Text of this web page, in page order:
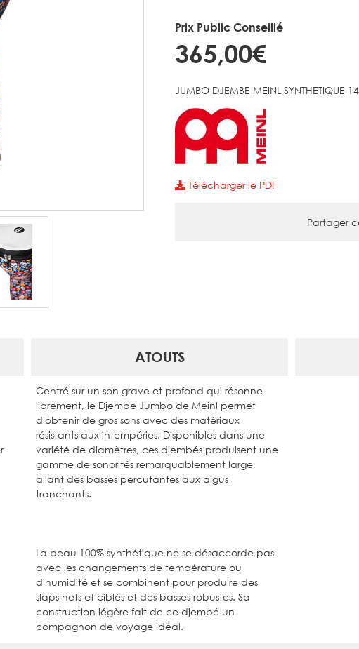
Prix Public Conseillé
365,00€
JUMBO DJEMBE MEINL SYNTHETIQUE
Télécharger le PDF
Partager
ATOUTS
Centré sur un son grave et profond qui résonne
librement, le Djembe Jumbo de Meinl permet
d'obtenir de gros sons avec des matériaux
résistants aux intempéries. Disponibles dans une
variété de diamètres, ces djembés produisent une
gamme de sonorités remarquablement large,
allant des basses percutantes aux aigus
tranchants.
La peau 100% synthétique ne se désaccorde pas
avec les changements de température ou
d'humidité et se combinent pour produire des
slaps nets et ciblés et des basses robustes. Sa
construction légère fait de ce djembé un
compagnon de voyage idéal.